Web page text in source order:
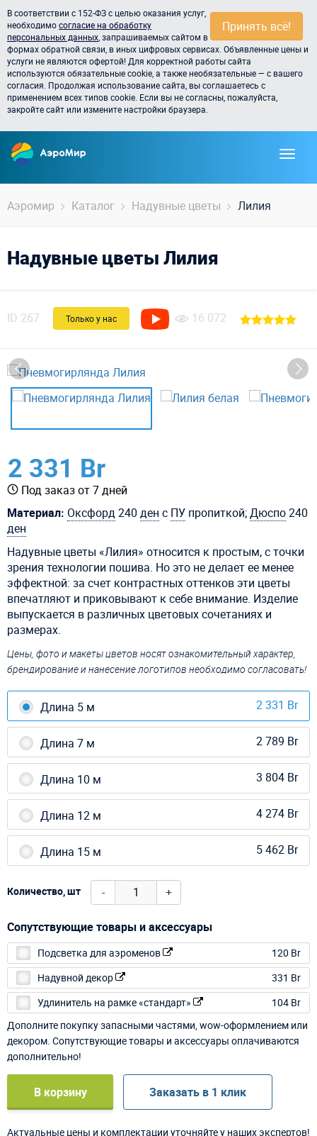
Принять всё!
В соответствии с 152-ФЗ с целью оказания услуг,
необходимосогласие на обработку
персональных данных , запрашиваемых сайтом в
формах обратной связи, в иных цифровых сервисах. Объявленные цены и
услуги не являются офертой! Для корректной работы сайта
используются обязательные cookie, а также необязательные — с вашего
согласия. Продолжая использование сайта, вы соглашаетесь с
применением всех типов cookie. Если вы не согласны, пожалуйста,
закройте сайт или измените настройки браузера.
Аэромир Каталог Надувные цветы Лилия
Надувные цветы Лилия
ID 267 Только у нас 16 072
2 331 Br
Под заказ от 7 дней
Материал: Оксфорд240 ден с ПУ пропиткой;Дюспо240
ден
Надувные цветы «Лилия» относится к простым, с точки
зрения технологии пошива. Но это не делает ее менее
эффектной: за счет контрастных оттенков эти цветы
впечатляют и приковывают к себе внимание. Изделие
выпускается в различных цветовых сочетаниях и
размерах.
Цены, фото и макеты цветов носят ознакомительный характер,
брендирование и нанесение логотипов необходимо согласовать!
Длина 5 м 2 331 Br
Длина 7 м 2 789 Br
Длина 10 м 3 804 Br
Длина 12 м 4 274 Br
Длина 15 м 5 462 Br
Количество, шт - +
Сопутствующие товары и аксессуары
Подсветка для аэроменов
120 Br
Надувной декор
331 Br
Удлинитель на рамке «стандарт»
104 Br
Дополните покупку запасными частями, wow-оформлением или
декором. Сопутствующие товары и аксессуары оплачиваются
дополнительно!
В корзину Заказать в 1 клик
Актуальные цены и комплектации уточняйте у наших экспертов!